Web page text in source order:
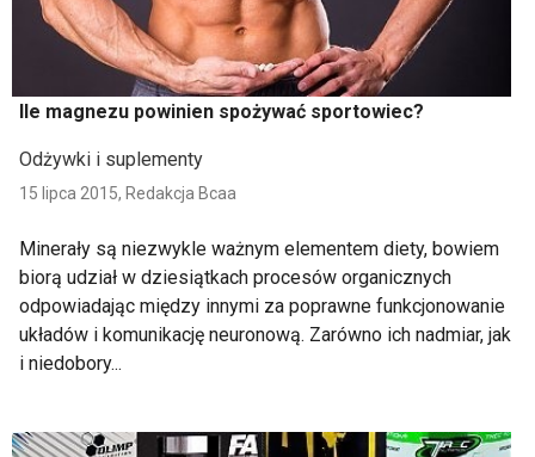
Ile magnezu powinien spożywać sportowiec?
Odżywki i suplementy
15 lipca 2015, Redakcja Bcaa
Minerały są niezwykle ważnym elementem diety, bowiem
biorą udział w dziesiątkach procesów organicznych
odpowiadając między innymi za poprawne funkcjonowanie
układów i komunikację neuronową. Zarówno ich nadmiar, jak
i niedobory...